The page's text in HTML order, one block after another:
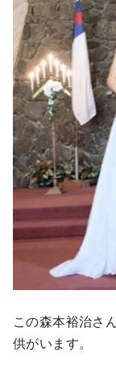
この森本裕治さ
供がいます。